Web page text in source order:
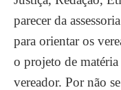
parecer da
para orientar os
o projeto de
vereador. Por não